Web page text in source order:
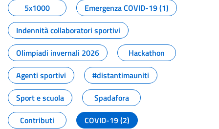
5x1000
Emergenza COVID-19 (1)
Indennità collaboratori sportivi
Olimpiadi invernali 2026
Hackathon
Agenti sportivi
#distantimauniti
Sport e scuola
Spadafora
Contributi
COVID-19 (2)